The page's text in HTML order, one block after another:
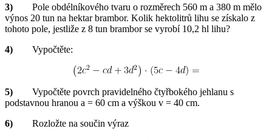
3) Pole obdélníkového tvaru o rozměrech 560 m a 380 m mělo
výnos 20 tun na hektar brambor. Kolik hektolitrů lihu se získalo z
tohoto pole, jestliže z 8 tun brambor se vyrobí 10,2 hl lihu?
4) Vypočtěte:
5) Vypočtěte povrch pravidelného čtyřbokého jehlanu s
podstavnou hranou a = 60 cm a výškou v = 40 cm.
6) Rozložte na součin výraz